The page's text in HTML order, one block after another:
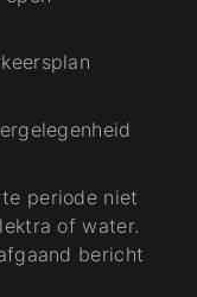
periode niet
of water.
bericht